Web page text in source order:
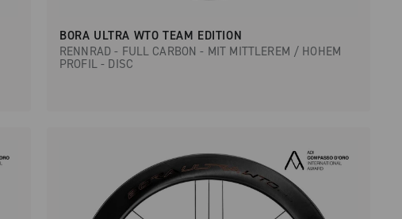
BORA ULTRA WTO TEAM EDITION
RENNRAD - FULL CARBON - MIT MITTLEREM / HOHEM
PROFIL - DISC